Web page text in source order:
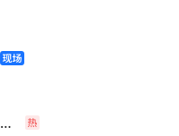
于东来回应胖东来近25年老店年底关闭